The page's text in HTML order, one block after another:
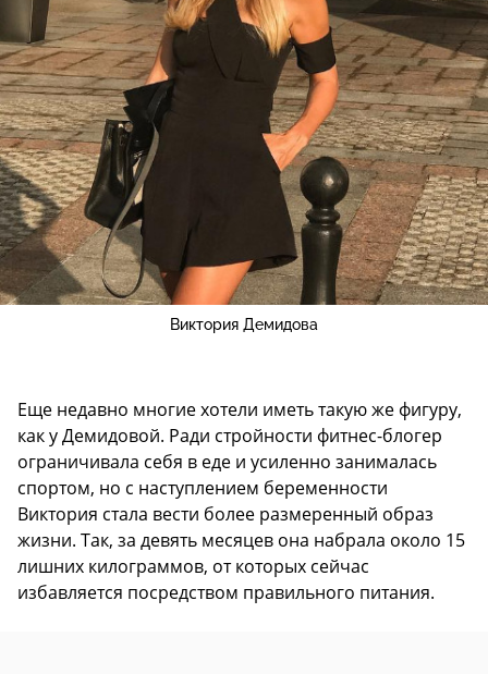
Виктория Демидова
Еще недавно многие хотели иметь такую же фигуру,
как у Демидовой. Ради стройности фитнес-блогер
ограничивала себя в еде и усиленно занималась
спортом, но с наступлением беременности
Виктория стала вести более размеренный образ
жизни. Так, за девять месяцев она набрала около 15
лишних килограммов, от которых сейчас
избавляется посредством правильного питания.